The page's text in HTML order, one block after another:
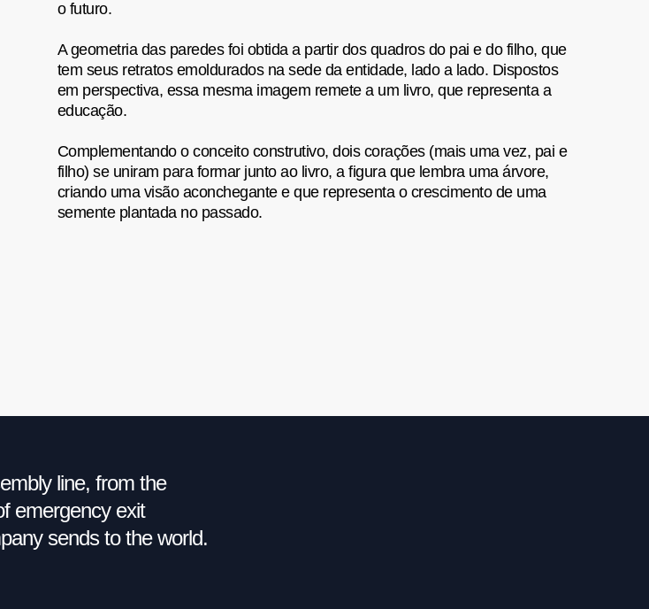
o futuro.
A geometria das paredes foi obtida a partir dos quadros do pai e do filho, que
tem seus retratos emoldurados na sede da entidade, lado a lado. Dispostos
em perspectiva, essa mesma imagem remete a um livro, que representa a
educação.
Complementando o conceito construtivo, dois corações (mais uma vez, pai e
filho) se uniram para formar junto ao livro, a figura que lembra uma árvore,
criando uma visão aconchegante e que representa o crescimento de uma
semente plantada no passado.
line, from the
emergency exit
sends to the world.